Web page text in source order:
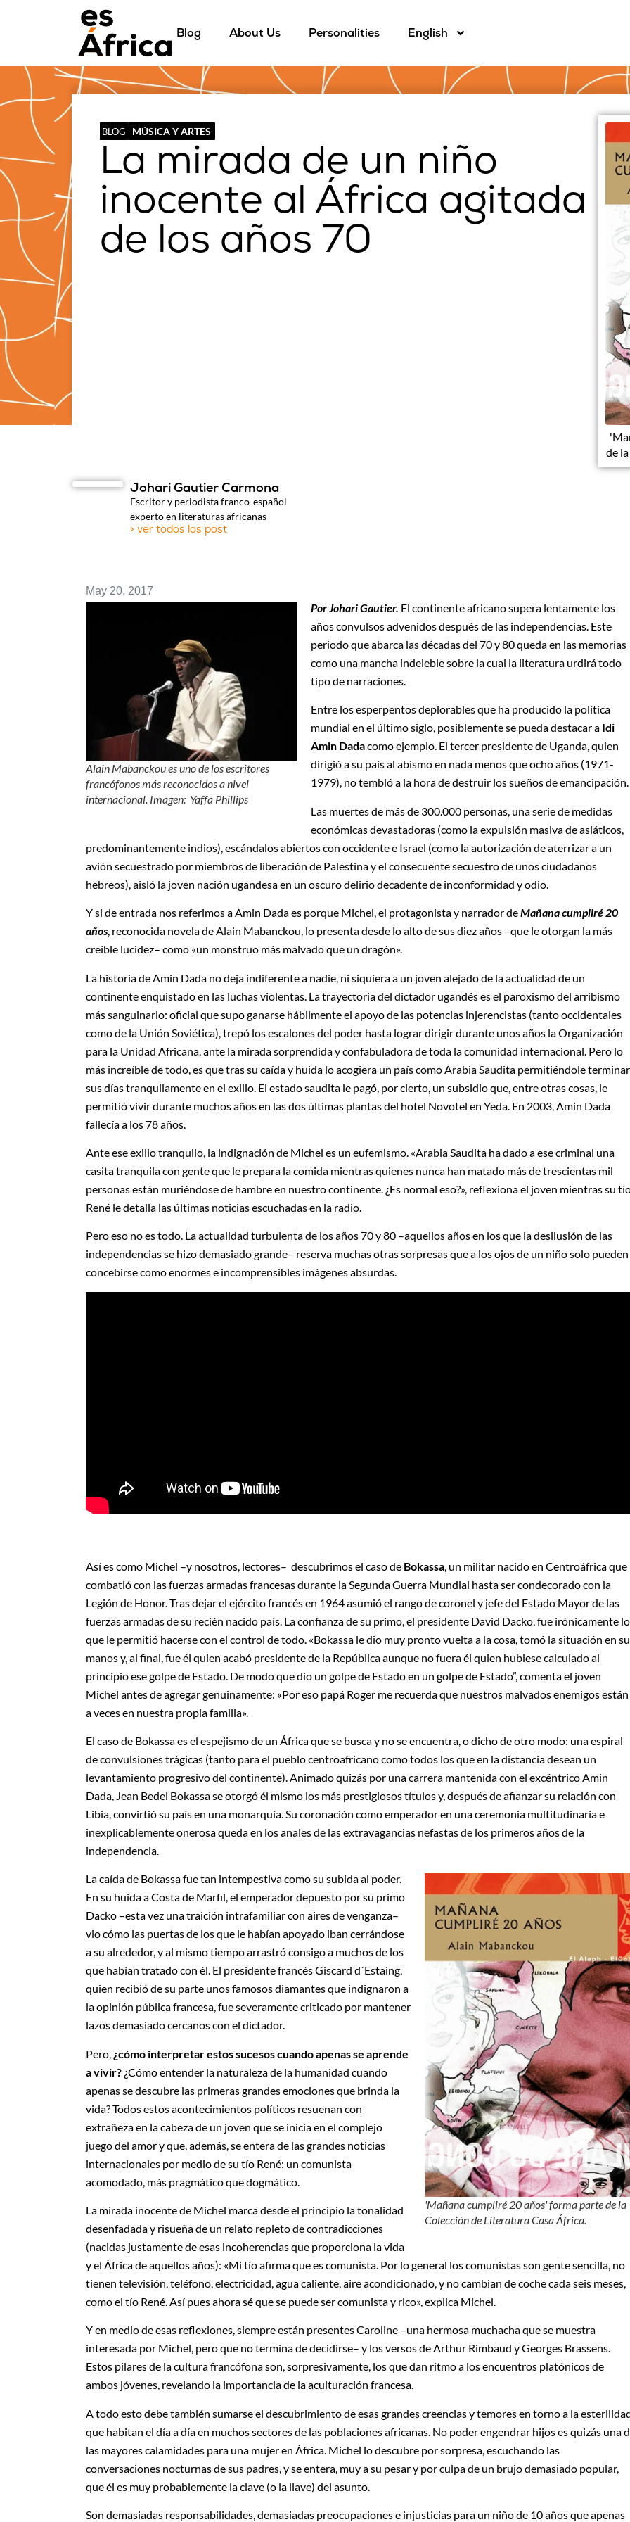
Blog About Us Personalities English
BLOG MÚSICA Y ARTES
La mirada de un niño
inocente al África agitada
de los años 70
de
Johari Gautier Carmona
Escritor y periodista franco-español
experto en literaturas africanas
> ver todos los post
May 20, 2017
Alain Mabanckou es uno de los escritores
francófonos más reconocidos a nivel
internacional. Imagen: Yaffa Phillips
Por Johari Gautier. El continente africano supera lentamente los
años convulsos advenidos después de las independencias. Este
periodo que abarca las décadas del 70 y 80 queda en las memorias
como una mancha indeleble sobre la cual la literatura urdirá todo
tipo de narraciones.
Entre los esperpentos deplorables que ha producido la política
mundial en el último siglo, posiblemente se pueda destacar a Idi
Amin Dadacomo ejemplo. El tercer presidente de Uganda, quien
dirigió a su país al abismo en nada menos que ocho años (1971-
1979), no tembló a la hora de destruir los sueños de emancipación.
Las muertes de más de 300.000 personas, una serie de medidas
económicas devastadoras (como la expulsión masiva de asiáticos,
predominantemente indios), escándalos abiertos con occidente e Israel (como la autorización de aterrizar a un
avión secuestrado por miembros de liberación de Palestina y el consecuente secuestro de unos ciudadanos
hebreos), aisló la joven nación ugandesa en un oscuro delirio decadente de inconformidad y odio.
Y si de entrada nos referimos a Amin Dada es porque Michel, el protagonista y narrador deMañana cumpliré 20
años, reconocida novela de Alain Mabanckou, lo presenta desde lo alto de sus diez años –que le otorgan la más
creíble lucidez– como «un monstruo más malvado que un dragón».
La historia de Amin Dada no deja indiferente a nadie, ni siquiera a un joven alejado de la actualidad de un
continente enquistado en las luchas violentas. La trayectoria del dictador ugandés es el paroxismo del arribismo
más sanguinario: oficial que supo ganarse hábilmente el apoyo de las potencias injerencistas (tanto occidentales
como de la Unión Soviética), trepó los escalones del poder hasta lograr dirigir durante unos años la Organización
para la Unidad Africana, ante la mirada sorprendida y confabuladora de toda la comunidad internacional. Pero lo
más increíble de todo, es que tras su caída y huida lo acogiera un país como Arabia Saudita permitiéndole terminar
sus días tranquilamente en el exilio. El estado saudita le pagó, por cierto, un subsidio que, entre otras cosas, le
permitió vivir durante muchos años en las dos últimas plantas del hotel Novotel en Yeda. En 2003, Amin Dada
fallecía a los 78 años.
Ante ese exilio tranquilo, la indignación de Michel es un eufemismo. «Arabia Saudita ha dado a ese criminal una
casita tranquila con gente que le prepara la comida mientras quienes nunca han matado más de trescientas mil
personas están muriéndose de hambre en nuestro continente. ¿Es normal eso?», reflexiona el joven mientras su
René le detalla las últimas noticias escuchadas en la radio.
Pero eso no es todo. La actualidad turbulenta de los años 70 y 80 –aquellos años en los que la desilusión de las
independencias se hizo demasiado grande– reserva muchas otras sorpresas que a los ojos de un niño solo pueden
concebirse como enormes e incomprensibles imágenes absurdas.
Así es como Michel –y nosotros, lectores– descubrimos el caso de Bokassa , un militar nacido en Centroáfrica que
combatió con las fuerzas armadas francesas durante la Segunda Guerra Mundial hasta ser condecorado con la
Legión de Honor. Tras dejar el ejército francés en 1964 asumió el rango de coronel y jefe del Estado Mayor de las
fuerzas armadas de su recién nacido país. La confianza de su primo, el presidente David Dacko, fue irónicamente lo
que le permitió hacerse con el control de todo. «Bokassa le dio muy pronto vuelta a la cosa, tomó la situación en
manos y, al final, fue él quien acabó presidente de la República aunque no fuera él quien hubiese calculado al
principio ese golpe de Estado. De modo que dio un golpe de Estado en un golpe de Estado”, comenta el joven
Michel antes de agregar genuinamente: «Por eso papá Roger me recuerda que nuestros malvados enemigos están
a veces en nuestra propia familia».
El caso de Bokassa es el espejismo de un África que se busca y no se encuentra, o dicho de otro modo: una espiral
de convulsiones trágicas (tanto para el pueblo centroafricano como todos los que en la distancia desean un
levantamiento progresivo del continente). Animado quizás por una carrera mantenida con el excéntrico Amin
Dada, Jean Bedel Bokassa se otorgó él mismo los más prestigiosos títulos y, después de afianzar su relación con
Libia, convirtió su país en una monarquía. Su coronación como emperador en una ceremonia multitudinaria e
inexplicablemente onerosa queda en los anales de las extravagancias nefastas de los primeros años de la
independencia.
'Mañana cumpliré 20 años' forma parte de la
Colección de Literatura Casa África.
La caída de Bokassa fue tan intempestiva como su subida al poder.
En su huida a Costa de Marfil, el emperador depuesto por su primo
Dacko –esta vez una traición intrafamiliar con aires de venganza–
vio cómo las puertas de los que le habían apoyado iban cerrándose
a su alrededor, y al mismo tiempo arrastró consigo a muchos de los
que habían tratado con él. El presidente francés Giscard d´Estaing,
quien recibió de su parte unos famosos diamantes que indignaron a
la opinión pública francesa, fue severamente criticado por mantener
lazos demasiado cercanos con el dictador.
Pero, ¿cómo interpretar estos sucesos cuando apenas se aprende
a vivir? ¿Cómo entender la naturaleza de la humanidad cuando
apenas se descubre las primeras grandes emociones que brinda la
vida? Todos estos acontecimientos políticos resuenan con
extrañeza en la cabeza de un joven que se inicia en el complejo
juego del amor y que, además, se entera de las grandes noticias
internacionales por medio de su tío René: un comunista
acomodado, más pragmático que dogmático.
La mirada inocente de Michel marca desde el principio la tonalidad
desenfadada y risueña de un relato repleto de contradicciones
(nacidas justamente de esas incoherencias que proporciona la vida
y el África de aquellos años): «Mi tío afirma que es comunista. Por lo general los comunistas son gente sencilla, no
tienen televisión, teléfono, electricidad, agua caliente, aire acondicionado, y no cambian de coche cada seis meses,
como el tío René. Así pues ahora sé que se puede ser comunista y rico», explica Michel.
Y en medio de esas reflexiones, siempre están presentes Caroline –una hermosa muchacha que se muestra
interesada por Michel, pero que no termina de decidirse– y los versos de Arthur Rimbaud y Georges Brassens.
Estos pilares de la cultura francófona son, sorpresivamente, los que dan ritmo a los encuentros platónicos de
ambos jóvenes, revelando la importancia de la aculturación francesa.
A todo esto debe también sumarse el descubrimiento de esas grandes creencias y temores en torno a la
que habitan el día a día en muchos sectores de las poblaciones africanas. No poder engendrar hijos es quizás una
las mayores calamidades para una mujer en África. Michel lo descubre por sorpresa, escuchando las
conversaciones nocturnas de sus padres, y se entera, muy a su pesar y por culpa de un brujo demasiado popular,
que él es muy probablemente la clave (o la llave) del asunto.
Son demasiadas responsabilidades, demasiadas preocupaciones e injusticias para un niño de 10 años que apenas